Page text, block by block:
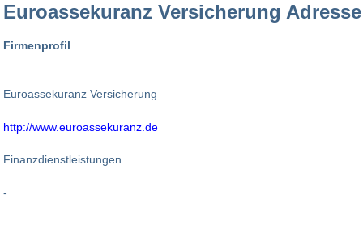
Euroassekuranz Versicherung Adresse
Firmenprofil
Euroassekuranz Versicherung
http://www.euroassekuranz.de
Finanzdienstleistungen
-